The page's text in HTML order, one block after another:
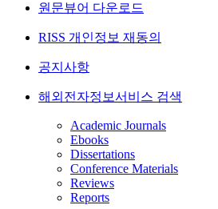
원문뷰어 다운로드
RISS 개인정보 재동의
공지사항
해외전자정보서비스 검색
Academic Journals
Ebooks
Dissertations
Conference Materials
Reviews
Reports